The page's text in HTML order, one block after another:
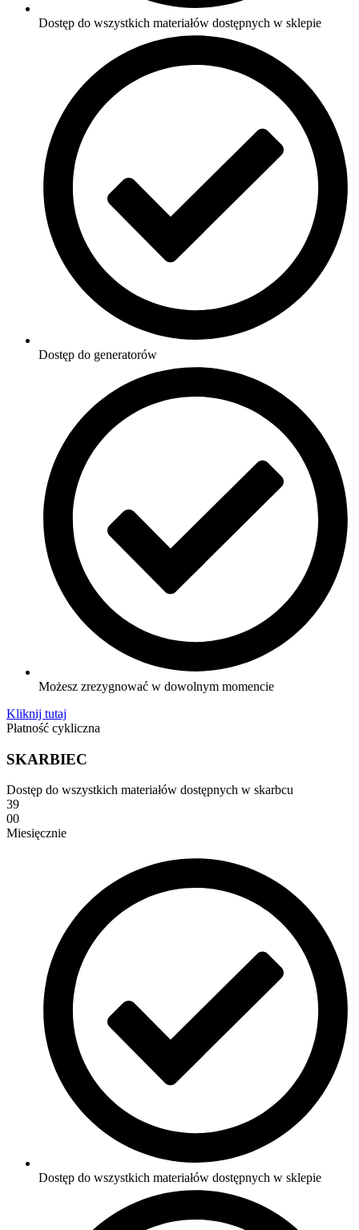
Dostęp do wszystkich materiałów dostępnych w sklepie
Dostęp do generatorów
Możesz zrezygnować w dowolnym momencie
Kliknij tutaj
Płatność cykliczna
SKARBIEC
Dostęp do wszystkich materiałów dostępnych w skarbcu
39
00
Miesięcznie
Dostęp do wszystkich materiałów dostępnych w sklepie